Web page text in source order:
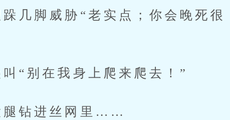
几脚威胁“老实点；你会晚死很
“别在我身上爬来爬去！”
钻进丝网里……